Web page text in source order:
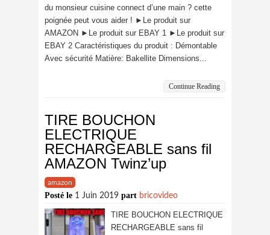
du monsieur cuisine connect d’une main ? cette
poignée peut vous aider ! ►Le produit sur
AMAZON ►Le produit sur EBAY 1 ►Le produit sur
EBAY 2 Caractéristiques du produit : Démontable
Avec sécurité Matière: Bakellite Dimensions...
Continue Reading
TIRE BOUCHON
ELECTRIQUE
RECHARGEABLE sans fil
AMAZON Twinz’up
amazon
Posté le 1 Juin 2019 part bricovideo
TIRE BOUCHON ELECTRIQUE
RECHARGEABLE sans fil